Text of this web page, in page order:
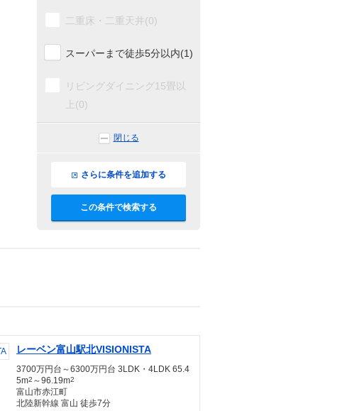
二重床・二重天井(0)
スーパーまで徒歩5分以内(1)
リビングダイニング15畳以
上(0)
閉じる
さらに条件を追加する
この条件で検索する
レーベン富山駅北VISIONISTA
3700万円台～6300万円台 3LDK・4LDK 65.4
5m2 ～96.19m2
富山市赤江町
北陸新幹線 富山 徒歩7分